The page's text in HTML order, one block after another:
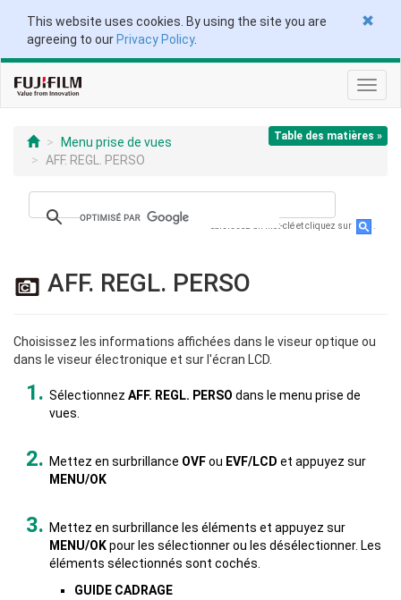
This website uses cookies. By using the site you are
agreeing to our Privacy Policy.
Table des matières »
Menu prise de vues
AFF. REGL. PERSO
Saisissez un mot-clé et cliquez sur
AFF. REGL. PERSO
Choisissez les informations affichées dans le viseur optique ou
dans le viseur électronique et sur l'écran LCD.
Sélectionnez AFF. REGL. PERSO dans le menu prise de
vues.
Mettez en surbrillance OVFou EVF/LCD et appuyez sur
MENU/OK
Mettez en surbrillance les éléments et appuyez sur
MENU/OKpour les sélectionner ou les désélectionner. Les
éléments sélectionnés sont cochés.
GUIDE CADRAGE